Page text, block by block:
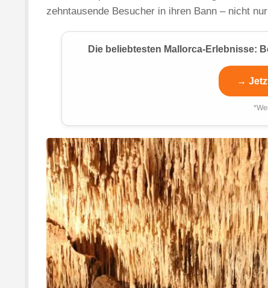
zehntausende Besucher in ihren Bann – nicht
Die beliebtesten Mallorca-Erlebnisse:
→